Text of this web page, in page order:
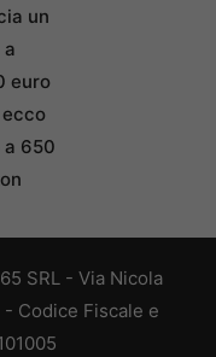
un
euro
650
SRL - Via Nicola
- Codice Fiscale e